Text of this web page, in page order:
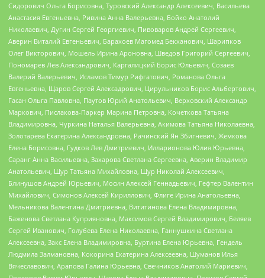
Сидорович Ольга Борисовна, Туровский Александр Алексеевич, Васильева
Анастасия Евгеньевна, Ривина Анна Валерьевна, Бойко Анатолий
Николаевич, Дугин Сергей Георгиевич, Пивоваров Андрей Сергеевич,
Аверин Виталий Евгеньевич, Барахоев Магомед Бекханович, Шарипков
Олег Викторович, Мошель Ирина Ароновна, Шведов Григорий Сергеевич,
Пономарев Лев Александрович, Каргалицкий Борис Юльевич, Созаев
Валерий Валерьевич, Исламов Тимур Рифгатович, Романова Ольга
Евгеньевна, Щаров Сергей Алексадрович, Цирульников Борис Альбертович,
Гасан Ольга Павловна, Паутов Юрий Анатольевич, Верховский Александр
Маркович, Пислакова-Паркер Марина Петровна, Кочеткова Татьяна
Владимировна, Чуркина Наталья Валерьевна, Акимова Татьяна Николаевна,
Золотарева Екатерина Александровна, Рачинский Ян Збигневич, Жемкова
Елена Борисовна, Гудков Лев Дмитриевич, Илларионова Юлия Юрьевна,
Саранг Анна Васильевна, Захарова Светлана Сергеевна, Аверин Владимир
Анатольевич, Щур Татьяна Михайловна, Щур Николай Алексеевич,
Блинушов Андрей Юрьевич, Мосин Алексей Геннадьевич, Гефтер Валентин
Михайлович, Симонов Алексей Кириллович, Флиге Ирина Анатольевна,
Мельникова Валентина Дмитриевна, Вититинова Елена Владимировна,
Баженова Светлана Куприяновна, Максимов Сергей Владимирович, Беляев
Сергей Иванович, Голубева Елена Николаевна, Ганнушкина Светлана
Алексеевна, Закс Елена Владимировна, Буртина Елена Юрьевна, Гендель
Людмила Залмановна, Кокорина Екатерина Алексеевна, Шуманов Илья
Вячеславович, Арапова Галина Юрьевна, Свечников Анатолий Мариевич,